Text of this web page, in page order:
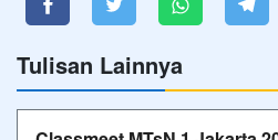
Tulisan Lainnya